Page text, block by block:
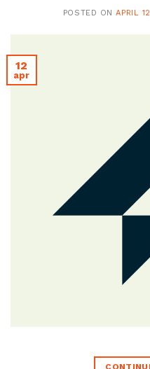
POSTED ONAPRIL
12
apr